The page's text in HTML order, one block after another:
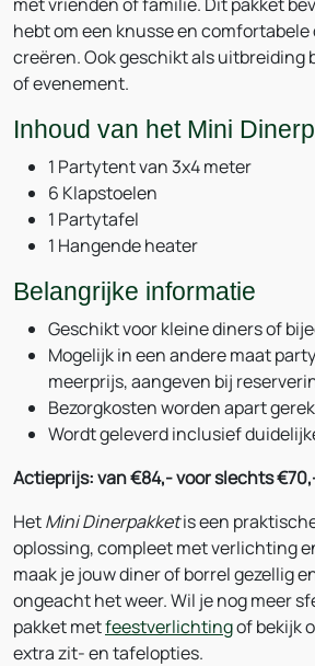
hebt om een knusse en
creëren. Ook geschikt als uitbreiding
of evenement.
Inhoud van het Mini
1 Partytent van 3x4 meter
6 Klapstoelen
1 Partytafel
1 Hangende heater
Belangrijke informatie
Geschikt voor kleine diners of
Mogelijk in een andere maat
meerprijs, aangeven bij
Bezorgkosten worden apart
Wordt geleverd inclusief
Actieprijs: van €84,- voor slechts
HetMini Dinerpakketis een
oplossing, compleet met verlichting
maak je jouw diner of borrel gezellig
ongeacht het weer. Wil je nog meer
pakket metfeestverlichtingof bekijk
extra zit- en tafelopties.